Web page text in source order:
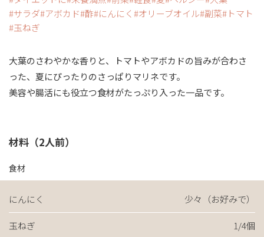
サラダ アボカド 酢 にんにく オリーブオイル 副菜
トマト
玉ねぎ
大葉のさわやかな香りと、トマトやアボカドの旨みが合わさ
った、夏にぴったりのさっぱりマリネです。
美容や腸活にも役立つ食材がたっぷり入った一品です。
材料（2人前）
食材
にんにく 少々（お好みで）
玉ねぎ 1/4個